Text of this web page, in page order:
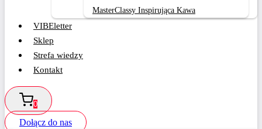
MasterClassy Inspirująca Kawa
VIBEletter
Sklep
Strefa wiedzy
Kontakt
0
Dołącz do nas